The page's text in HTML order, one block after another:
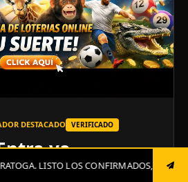
JUGADAS CLAVES Y EL GRAN
DESTACADO VERIFICADO
ya
y Responsabilidad!